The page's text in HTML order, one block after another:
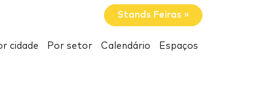
Stands Feiras »
cidade Por setor Calendário Espaços